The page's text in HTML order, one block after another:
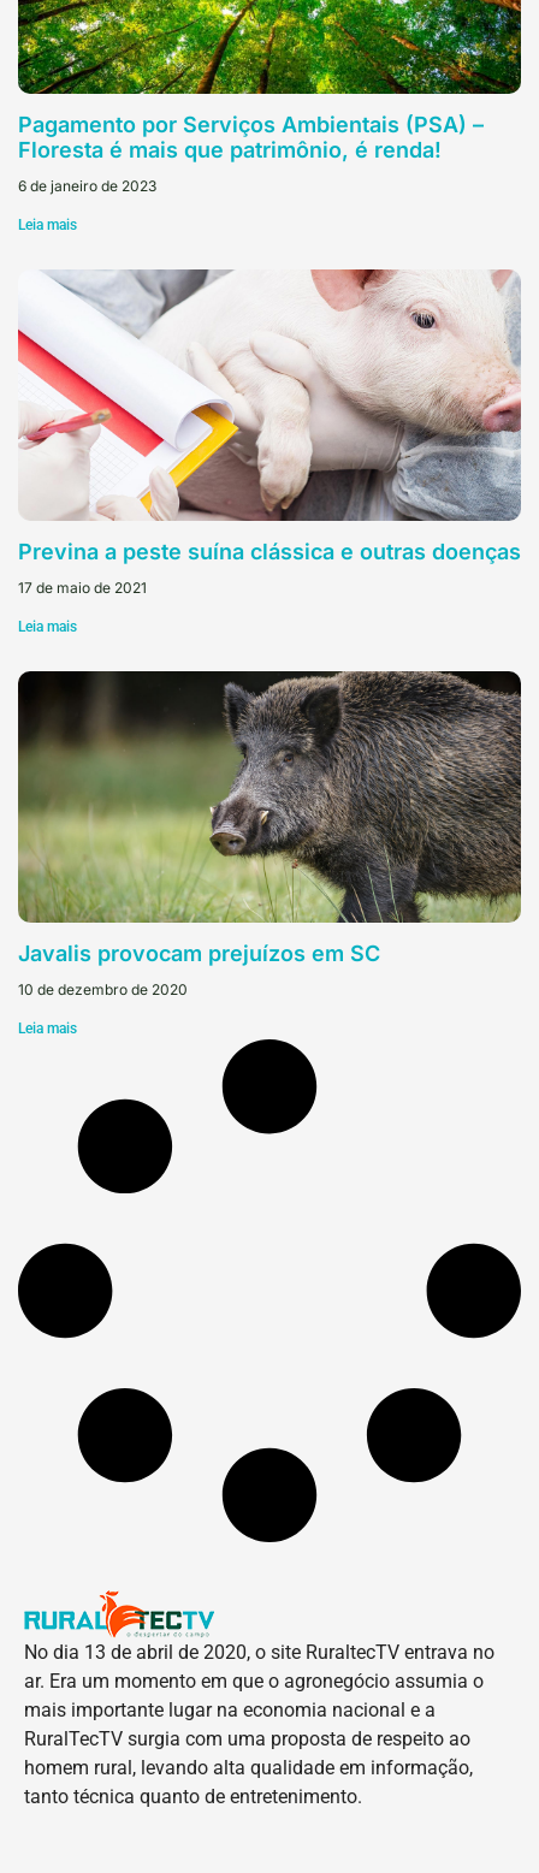
Pagamento por Serviços Ambientais (PSA) –
Floresta é mais que patrimônio, é renda!
6 de janeiro de 2023
Leia mais
Previna a peste suína clássica e outras doenças
17 de maio de 2021
Leia mais
Javalis provocam prejuízos em SC
10 de dezembro de 2020
Leia mais
No dia 13 de abril de 2020, o site RuraltecTV entrava no
ar. Era um momento em que o agronegócio assumia o
mais importante lugar na economia nacional e a
RuralTecTV surgia com uma proposta de respeito ao
homem rural, levando alta qualidade em informação,
tanto técnica quanto de entretenimento.